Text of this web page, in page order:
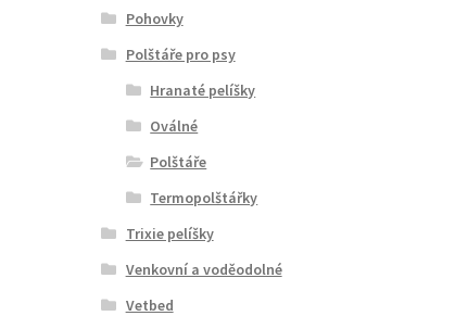
Pohovky
Polštáře pro psy
Hranaté pelíšky
Oválné
Polštáře
Termopolštářky
Trixie pelíšky
Venkovní a voděodolné
Vetbed